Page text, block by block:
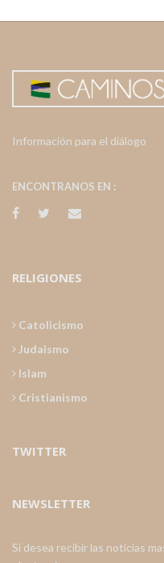
Información para el diálogo
ENCONTRANOS EN :
RELIGIONES
Catolicismo
Judaismo
Islam
Cristianismo
TWITTER
NEWSLETTER
Si desea recibir las noticias